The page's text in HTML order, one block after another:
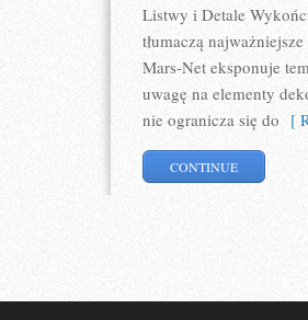
Listwy i Detale
tłumaczą
Mars-Net eksponuje
uwagę na elementy
nie ogranicza się do [
CONTINUE